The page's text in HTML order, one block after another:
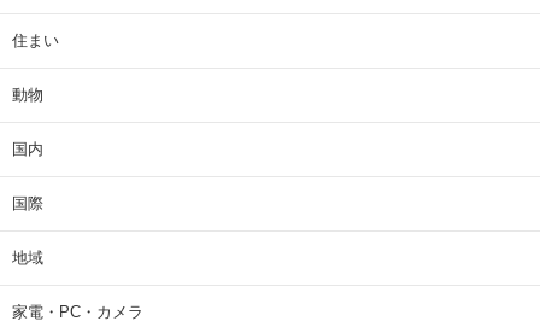
住まい
動物
国内
国際
地域
家電・PC・カメラ